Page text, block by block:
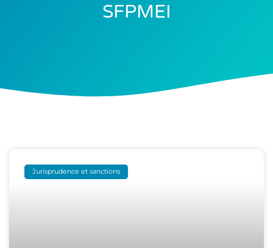
SFPMEI
Jurisprudence et sanctions